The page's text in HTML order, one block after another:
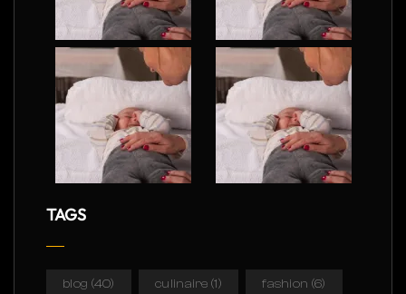
TAGS
blog (40) culinaire (1) fashion (6)